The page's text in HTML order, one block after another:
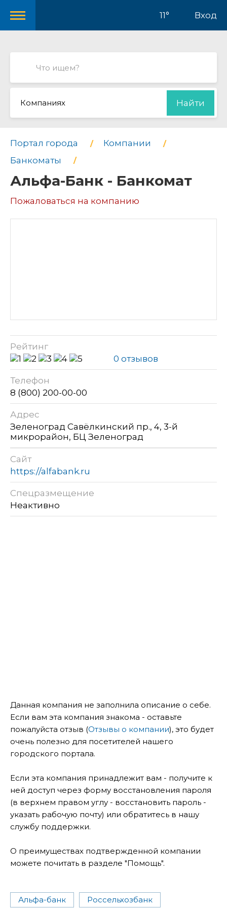
11° Вход
Компаниях Найти
Портал города
Компании
Банкоматы
Альфа-Банк - Банкомат
Пожаловаться на компанию
Рейтинг
0 отзывов
Телефон
8 (800) 200-00-00
Адрес
Зеленоград Савёлкинский пр., 4, 3-й
микрорайон, БЦ Зеленоград
Сайт
https://alfabank.ru
Спецразмещение
Неактивно
Данная компания не заполнила описание о себе.
Если вам эта компания знакома - оставьте
пожалуйста отзыв (Отзывы о компании), это будет
очень полезно для посетителей нашего
городского портала.
Если эта компания принадлежит вам - получите к
ней доступ через форму восстановления пароля
(в верхнем правом углу - восстановить пароль -
указать рабочую почту) или обратитесь в нашу
службу поддержки.
О преимуществах подтвержденной компании
можете почитать в разделе "Помощь".
Альфа-банк Россельхозбанк